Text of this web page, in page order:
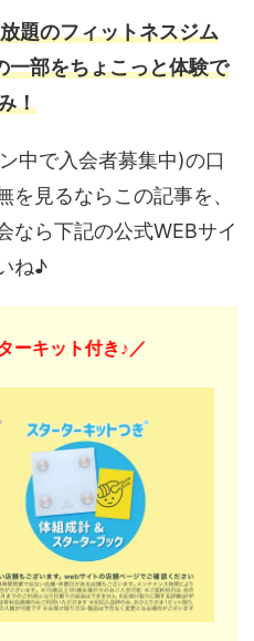
題のフィットネスジム
部をちょこっと体験で
！
中で入会者募集中)の口
を見るならこの記事を、
なら下記の公式WEBサイ
ね♪
ーキット付き♪／